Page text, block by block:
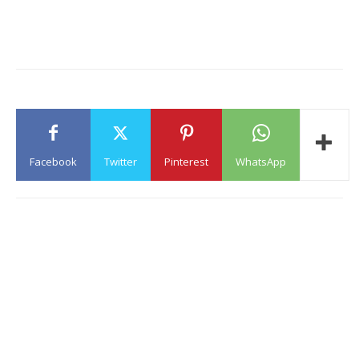
Facebook Twitter Pinterest WhatsApp